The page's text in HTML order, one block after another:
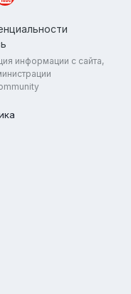
информации с сайта,